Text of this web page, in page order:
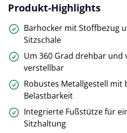
Produkt-Highlights
Barhocker mit Stoffbezug
Sitzschale
Um 360 Grad drehbar und
verstellbar
Robustes Metallgestell mit
Belastbarkeit
Integrierte Fußstütze für
Sitzhaltung